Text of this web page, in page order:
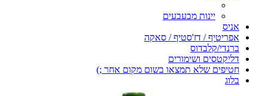
יינות מבעבעים
אניס
אפריטיף / דז'סטיף / סאקה
ברנדי/קלבדוס
דליקטסים ושימורים
חטיפים שלא תמצאו בשום מקום אחר ;)
בלוג